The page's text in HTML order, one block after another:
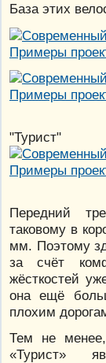
База этих
"Турист"
Передний
таковому в
мм. Поэтому
за счёт
жёсткостей
она ещё
плохим
Тем не
«Турист»